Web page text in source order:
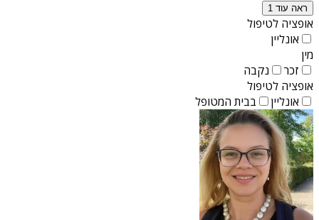
ראה עוד 1
אופציה לטיפול
אונליין
מין
זכר
נקבה
אופציה לטיפול
אונליין
בבית המטופל